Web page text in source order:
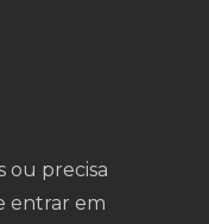
ou precisa
entrar em